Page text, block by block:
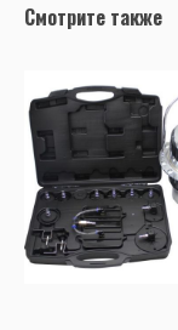
Смотрите также